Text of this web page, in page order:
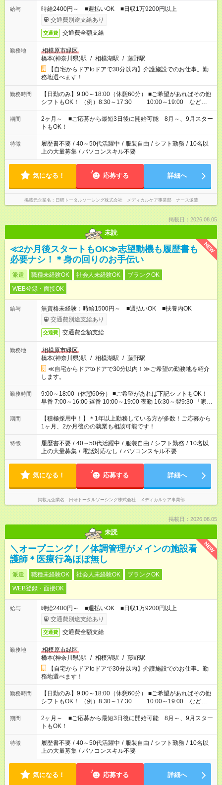
給与
時給2400円～ ■週払いOK ■日収1万9200円以上
交通費別途支給あり
交通費 交通費全額支給
勤務地
相模原市緑区
橋本(神奈川県)駅 / 相模湖駅 / 藤野駅
【自宅からドアtoドアで30分以内】介護施設でのお仕事。勤
務地選べます！
勤務時間
【日勤のみ】9:00～18:00（休憩60分） ■ご希望があればその他
シフトもOK！ （例）8:30～17:30 10:00～19:00 など
「家族とお休みを合わせたい」 「余裕を持って夕飯の準備がし
たい」 「できれば残業はしたくない」 など、ご希望があれば教
えてくださいね。 ※Wワーク希望の方へ 今ご覧のお仕事で希望
する勤務時間と、もう1つのお仕事の勤務時間。 合計で週40時
間を超える場合は応募できません
期間
2ヶ月～ ■ご応募から最短3日後に開始可能 8月～、9月スター
トもOK！
特徴 履歴書不要 / 40～50代活躍中 / 服装自由 / シフト勤務 / 10名以
上の大量募集 / パソコンスキル不要
気になる！ 応募する 詳細へ
掲載元企業名 日研トータルソーシング株式会社 メディカルケア事業部 ナース派遣
掲載日：2026.08.05
未読
NEW
≪2か月後スタートもOK≫志望動機も履歴書も
必要ナシ！＊身の回りのお手伝い
派遣 職種未経験OK 社会人未経験OK
ブランクOK
WEB登録・面接OK
給与
無資格未経験：時給1500円～ ■週払いOK ■扶養内OK
交通費別途支給あり
交通費 交通費全額支給
勤務地
相模原市緑区
橋本(神奈川県)駅 / 相模湖駅 / 藤野駅
≪自宅からドアtoドアで30分以内！≫ご希望の勤務地を紹介
します。
勤務時間
9:00～18:00（休憩60分） ■ご希望があれば下記シフトもOK！
早番 7:00～16:00 遅番 10:00～19:00 夜勤 16:30～翌9:30 「家族
と休みを合わせたい」 「余裕を持って夕飯の準備がしたい」
「できれば残業はしたくない」 など、ご希望を教えてください
ね。 ※Wワーク希望の方へ 今ご覧のお仕事で希望する勤務時間
と、もう1つのお仕事の勤務時間が 合計で週40時間を超える場
合は応募できません。
期間
【積極採用中！】＊1年以上勤務している方が多数！ご応募から
1ヶ月、2か月後のの就業も相談可能です！
特徴 履歴書不要 / 40～50代活躍中 / 服装自由 / シフト勤務 / 10名以
上の大量募集 / 電話対応なし / パソコンスキル不要
気になる！ 応募する 詳細へ
掲載元企業名 日研トータルソーシング株式会社 メディカルケア事業部
掲載日：2026.08.05
未読
NEW
＼オープニング！／体調管理がメインの施設看
護師＊医療行為ほぼ無し
派遣 職種未経験OK 社会人未経験OK
ブランクOK
WEB登録・面接OK
給与
時給2400円～ ■週払いOK ■日収1万9200円以上
交通費別途支給あり
交通費 交通費全額支給
勤務地
相模原市緑区
橋本(神奈川県)駅 / 相模湖駅 / 藤野駅
【自宅からドアtoドアで30分以内】介護施設でのお仕事。勤
務地選べます！
勤務時間
【日勤のみ】9:00～18:00（休憩60分） ■ご希望があればその他
シフトもOK！ （例）8:30～17:30 10:00～19:00 など
「家族とお休みを合わせたい」 「できれば残業はしたくない」
など、あなたのご希望に沿ったお仕事をご紹介します！ ※Wワ
ーク希望の方へ 今ご覧のお仕事で希望する勤務時間と、もう1つ
のお仕事の勤務時間。 合計で週40時間を超える場合は応募でき
ません
期間
2ヶ月～ ■ご応募から最短3日後に開始可能 8月～、9月スター
トもOK！
特徴 履歴書不要 / 40～50代活躍中 / 服装自由 / シフト勤務 / 10名以
上の大量募集 / パソコンスキル不要
気になる！ 応募する 詳細へ